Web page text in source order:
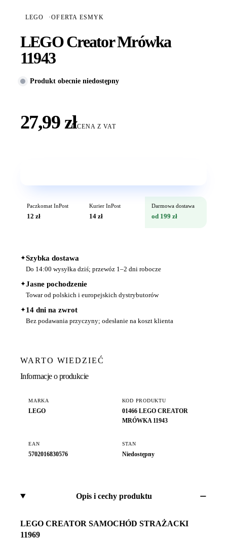
LEGO ·OFERTA ESMYK
LEGO Creator Mrówka
11943
Produkt obecnie niedostępny
27,99 złCENA Z VAT
Paczkomat InPost
12 zł
Kurier InPost
14 zł
Darmowa dostawa
od 199 zł
✦Szybka dostawa
Do 14:00 wysyłka dziś; przewóz 1–2 dni robocze
✦Jasne pochodzenie
Towar od polskich i europejskich dystrybutorów
✦14 dni na zwrot
Bez podawania przyczyny; odesłanie na koszt klienta
WARTO WIEDZIEĆ
Informacje o produkcie
MARKA
LEGO
KOD PRODUKTU
01466 LEGO CREATOR
MRÓWKA 11943
EAN
5702016830576
STAN
Niedostępny
Opis i cechy produktu
LEGO CREATOR SAMOCHÓD STRAŻACKI
11969